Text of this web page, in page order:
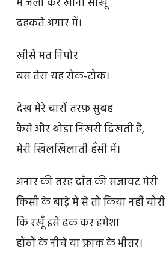
दहकते अंगार में।
खीसें मत निपोर
बस तेरा यह रोक-टोक।
देख मेरे चारों तरफ़ सुबह
कैसे और थोड़ा निखरी दिखती हैं,
मेरी खिलखिलाती हँसी में।
अनार की तरह दाँत की सजावट मेरी
किसी के बाड़े में से तो किया नहीं चोरी
कि रखूँ इसे ढक कर हमेशा
होंठों के नीचे या फ्राक के भीतर।